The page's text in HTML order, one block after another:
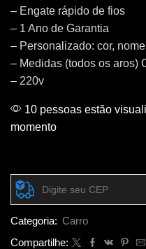
– Engate rápido de fios
– 1 Ano de Garantia
– Personalizado: cor,
– Medidas (todos os aros)
– 220v
10 pessoas estão
momento
Categoria: Carro
Compartilhe: